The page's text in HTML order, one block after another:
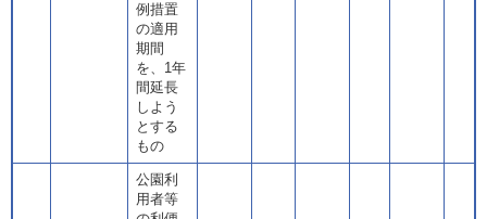
例措置
の適用
期間
を、1年
間延長
しよう
とする
もの
公園利
用者等